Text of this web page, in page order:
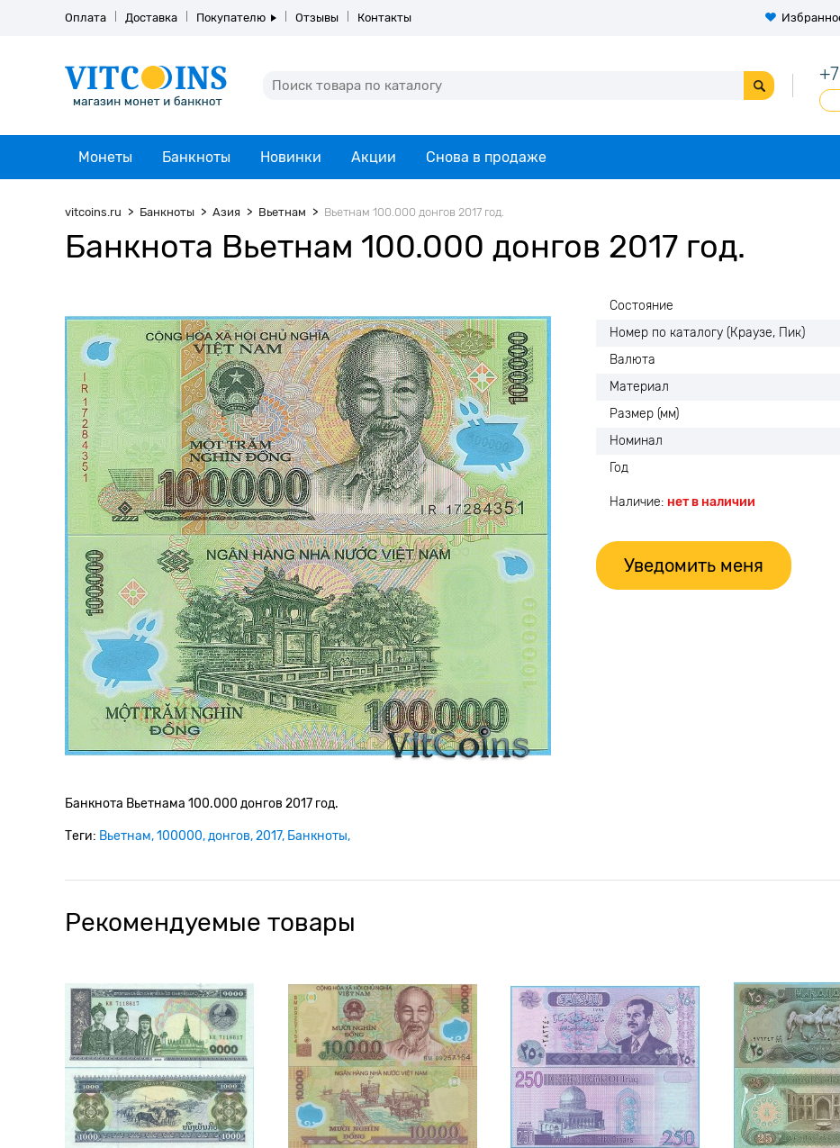
Оплата Доставка Покупателю Отзывы Контакты
Монеты Банкноты Новинки Акции Снова в продаже
vitcoins.ru Банкноты Азия Вьетнам Вьетнам 100.000 донгов 2017 год.
Банкнота Вьетнам 100.000 донгов 2017 год.
Состояние
Номер по каталогу (Краузе, Пик)
Валюта
Материал
Размер (мм)
Номинал
Год
Наличие: нет в наличии
Уведомить меня
Банкнота Вьетнама 100.000 донгов 2017 год.
Теги: Вьетнам 100000 донгов 2017 Банкноты
Рекомендуемые товары